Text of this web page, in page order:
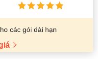
các gói dài hạn